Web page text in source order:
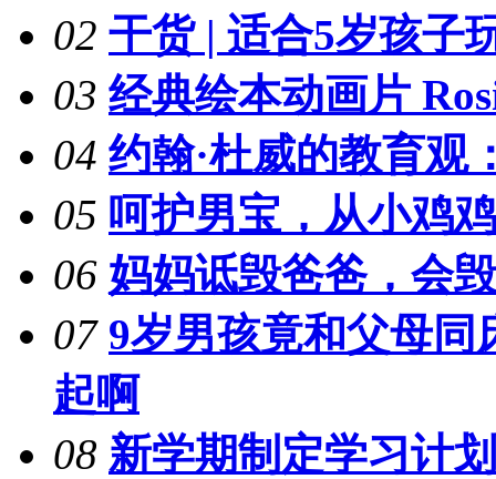
02 干货 | 适合5岁孩子
03 经典绘本动画片
04 约翰·杜威的教育观
05 呵护男宝，从小鸡
06 妈妈诋毁爸爸，会
07 9岁男孩竟和父母同
起啊
08 新学期制定学习计